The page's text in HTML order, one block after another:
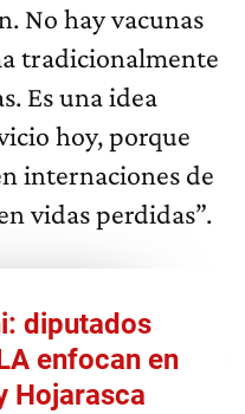
No hay vacunas
tradicionalmente
Es una idea
hoy, porque
internaciones de
vidas perdidas”.
diputados
enfocan en
Hojarasca